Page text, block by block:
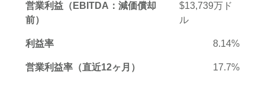
営業利益（EBITDA：減価償却
前）
$13,739万ド
ル
利益率 8.14%
営業利益率（直近12ヶ月） 17.7%